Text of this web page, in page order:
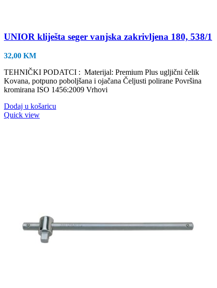
UNIOR kliješta seger vanjska zakrivljena 180, 538/1
32,00 KM
TEHNIČKI PODATCI : Materijal: Premium Plus ugljični čelik
Kovana, potpuno poboljšana i ojačana Čeljusti polirane Površina
kromirana ISO 1456:2009 Vrhovi
Dodaj u košaricu
Quick view